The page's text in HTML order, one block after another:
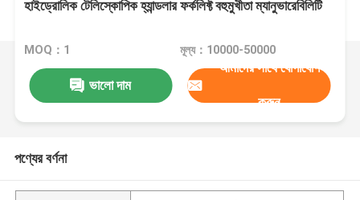
হাইড্রোলিক টেলিস্কোপিক হ্যান্ডলার ফর্কলিফ্ট বহুমুখীতা ম্যানুভারেবিলিটি
MOQ：1 মূল্য：10000-50000
ভালো দাম
আমাদের সাথে যোগাযোগ
করুন
পণ্যের বর্ণনা